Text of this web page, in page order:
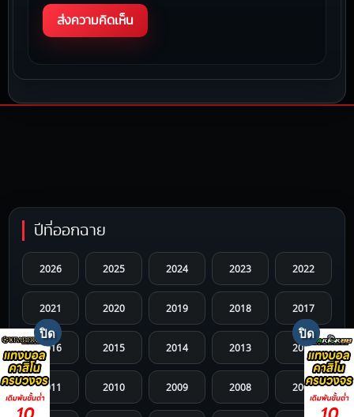
ปีที่ออกฉาย
2026 2025 2024 2023 2022
2021 2020 2019 2018 2017
2016 2015 2014 2013 2012
2011 2010 2009 2008 2007